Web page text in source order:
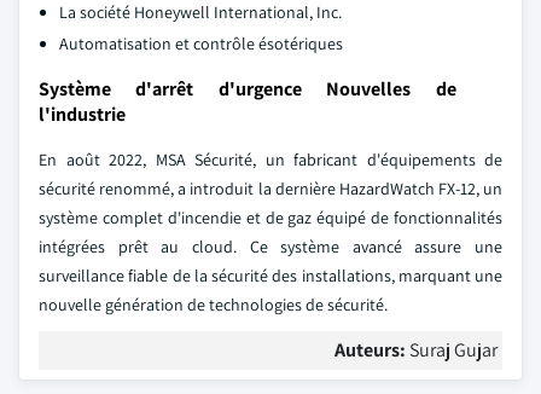
La société Honeywell International, Inc.
Automatisation et contrôle ésotériques
Système d'arrêt d'urgence Nouvelles de
l'industrie
En août 2022, MSA Sécurité, un fabricant d'équipements de
sécurité renommé, a introduit la dernière HazardWatch FX-12, un
système complet d'incendie et de gaz équipé de fonctionnalités
intégrées prêt au cloud. Ce système avancé assure une
surveillance fiable de la sécurité des installations, marquant une
nouvelle génération de technologies de sécurité.
Auteurs: Suraj Gujar